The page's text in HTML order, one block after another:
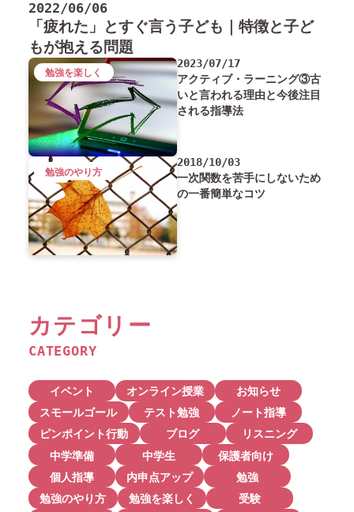
2022/06/06
「疲れた」とすぐ言う子ども｜特徴と子ど
もが抱える問題
2023/07/17
アクティブ・ラーニング③古
いと言われる理由と今後注目
される指導法
勉強を楽しく
2018/10/03
一次関数を苦手にしないため
の一番簡単なコツ
勉強のやり方
カテゴリー
CATEGORY
イベント オンライン授業
お知らせ
スモールゴール
テスト勉強
ノート指導
ピンポイント行動
ブログ
リスニング
中学準備
中学生
保護者向け
個人指導
内申点アップ
勉強
勉強のやり方
勉強を楽しく
受験